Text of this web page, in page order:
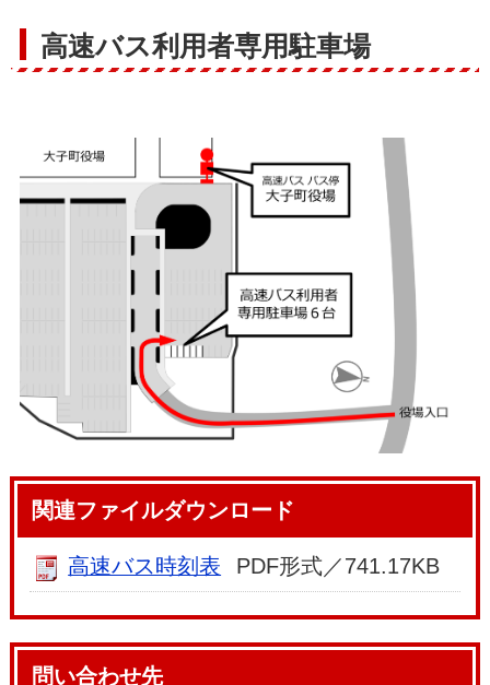
高速バス利用者専用駐車場
関連ファイルダウンロード
高速バス時刻表 PDF形式／741.17KB
問い合わせ先